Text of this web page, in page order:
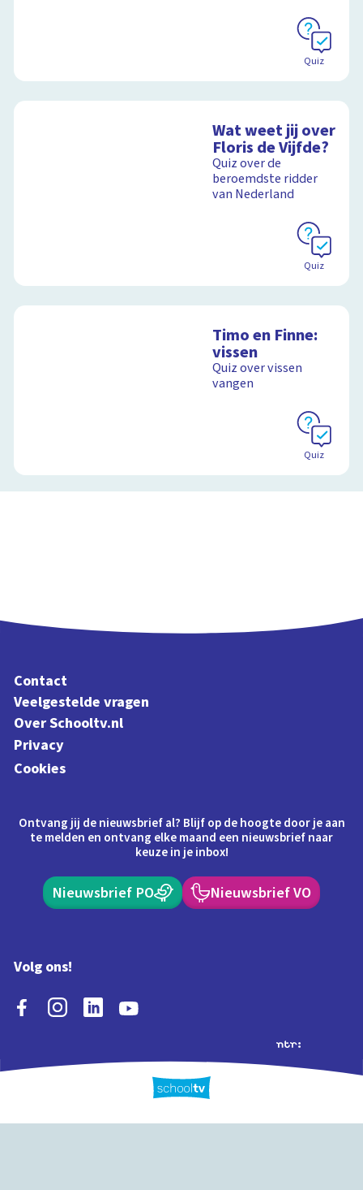
Quiz
Wat weet jij over
Floris de Vijfde?
Quiz over de
beroemdste ridder
van Nederland
Quiz
Timo en Finne:
vissen
Quiz over vissen
vangen
Quiz
Contact
Veelgestelde vragen
Over Schooltv.nl
Privacy
Cookies
Ontvang jij de nieuwsbrief al? Blijf op de hoogte door je aan
te melden en ontvang elke maand een nieuwsbrief naar
keuze in je inbox!
Nieuwsbrief PO Nieuwsbrief VO
Volg ons!